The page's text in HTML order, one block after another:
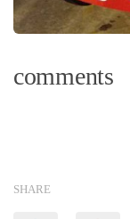
comments
SHARE